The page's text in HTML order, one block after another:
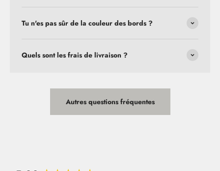
Tu n'es pas sûr de la couleur des bords ?
Quels sont les frais de livraison ?
Autres questions fréquentes